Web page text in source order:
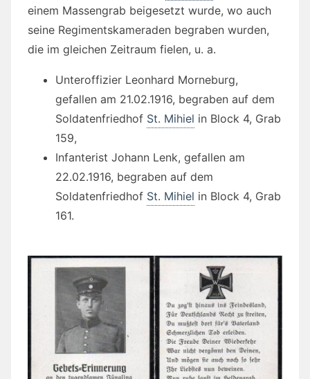
einem Massengrab beigesetzt wurde, wo auch
seine Regimentskameraden begraben wurden,
die im gleichen Zeitraum fielen, u. a.
Unteroffizier Leonhard Morneburg,
gefallen am 21.02.1916, begraben auf dem
Soldatenfriedhof St. Mihiel in Block 4, Grab
159,
Infanterist Johann Lenk, gefallen am
22.02.1916, begraben auf dem
Soldatenfriedhof St. Mihiel in Block 4, Grab
161.